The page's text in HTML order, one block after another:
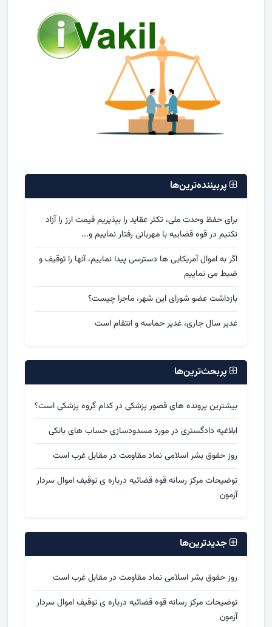
پربیننده‌ترین‌ها
برای حفظ وحدت ملی، تکثر عقاید را بپذیریم قیمت ارز را آزاد
نکنیم در قوه قضاییه با مهربانی رفتار نماییم و...
اگر به اموال آمریکایی ها دسترسی پیدا نماییم، آنها را توقیف و
ضبط می نماییم
بازداشت عضو شورای این شهر، ماجرا چیست؟
غدیر سال جاری، غدیر حماسه و انتقام است
پربحث‌ترین‌ها
بیشترین پرونده های قصور پزشکی در کدام گروه پزشکی است؟
ابلاغیه دادگستری در مورد مسدودسازی حساب های بانکی
روز حقوق بشر اسلامی نماد مقاومت در مقابل غرب است
توضیحات مرکز رسانه قوه قضائیه درباره ی توقیف اموال سردار
آزمون
جدیدترین‌ها
روز حقوق بشر اسلامی نماد مقاومت در مقابل غرب است
توضیحات مرکز رسانه قوه قضائیه درباره ی توقیف اموال سردار
آزمون